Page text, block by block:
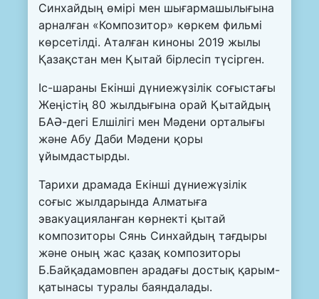
Синхайдың өмірі мен шығармашылығына
арналған «Композитор» көркем фильмі
көрсетілді. Аталған киноны 2019 жылы
Қазақстан мен Қытай бірлесіп түсірген.
Іс-шараны Екінші дүниежүзілік соғыстағы
Жеңістің 80 жылдығына орай Қытайдың
БАӘ-дегі Елшілігі мен Мәдени орталығы
және Абу Даби Мәдени қоры
ұйымдастырды.
Тарихи драмада Екінші дүниежүзілік
соғыс жылдарында Алматыға
эвакуацияланған көрнекті қытай
композиторы Сянь Синхайдың тағдыры
және оның жас қазақ композиторы
Б.Байқадамовпен арадағы достық қарым-
қатынасы туралы баяндалады.